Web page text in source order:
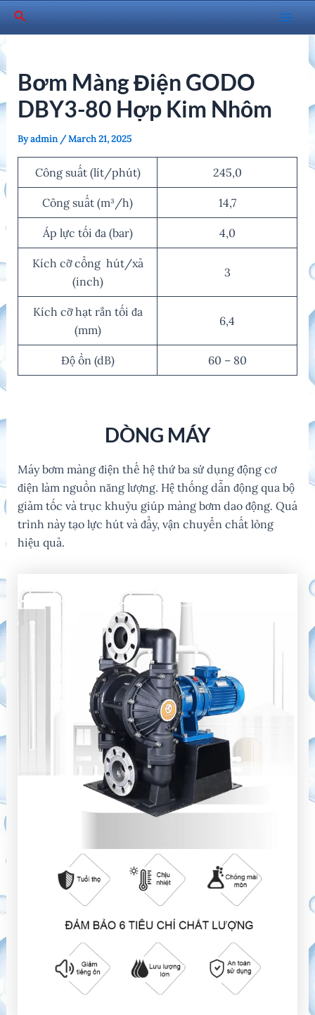
SkipSearch
Main
Bơm Màng Điện GODO
DBY3-80 Hợp Kim Nhôm
Byadmin /March 21, 2025
Công suất (lít/phút) 245,0
Công suất (m³/h) 14,7
Áp lực tối đa (bar) 4,0
Kích cỡ cổng hút/xả
(inch)
3
Kích cỡ hạt rắn tối đa
(mm)
6,4
Độ ồn (dB) 60 – 80
DÒNG MÁY
Máy bơm màng điện thế hệ thứ ba sử dụng động cơ
điện làm nguồn năng lượng. Hệ thống dẫn động qua bộ
giảm tốc và trục khuỷu giúp màng bơm dao động. Quá
trình này tạo lực hút và đẩy, vận chuyển chất lỏng
hiệu quả.